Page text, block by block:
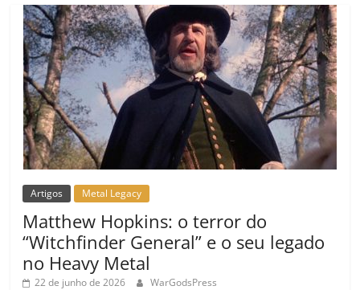
Artigos Metal Legacy
Matthew Hopkins: o terror do
“Witchfinder General” e o seu legado
no Heavy Metal
22 de junho de 2026 WarGodsPress